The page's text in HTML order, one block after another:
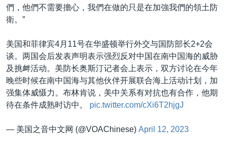
們，他們不需要擔心，我們在做的只是在加強我們的領土防
衛。”
美国和菲律宾4月11号在华盛顿举行外交与国防部长2+2会
谈。两国会后发表声明表示强烈反对中国在南中国海的威胁
及挑衅活动。美防长奥斯汀记者会上表示，双方讨论在今年
晚些时候在南中国海与其他伙伴开展联合海上活动计划，加
强集体威慑力。布林肯说，美中关系有对抗也有合作，他期
待在条件成熟时访中。 pic.twitter.com/cXi6T2hjgJ
— 美国之音中文网 (@VOAChinese) April 12, 2023